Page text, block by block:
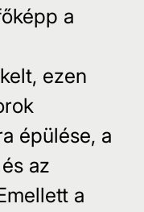
a
ezen
épülése, a
az
a